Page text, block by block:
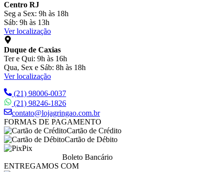
Centro RJ
Seg a Sex: 9h às 18h
Sáb: 9h às 13h
Ver localização
Duque de Caxias
Ter e Qui: 9h às 16h
Qua, Sex e Sáb: 8h às 18h
Ver localização
(21) 98006-0037
(21) 98246-1826
contato@lojagringao.com.br
FORMAS DE PAGAMENTO
Cartão de Crédito
Cartão de Débito
Pix
Boleto Bancário
ENTREGAMOS COM